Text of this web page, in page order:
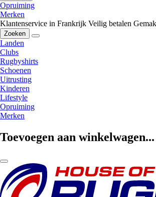
Opruiming
Merken
Klantenservice in Frankrijk Veilig betalen
Zoeken
Landen
Clubs
Rugbyshirts
Schoenen
Uitrusting
Kinderen
Lifestyle
Opruiming
Merken
Toevoegen aan winkelwagen...